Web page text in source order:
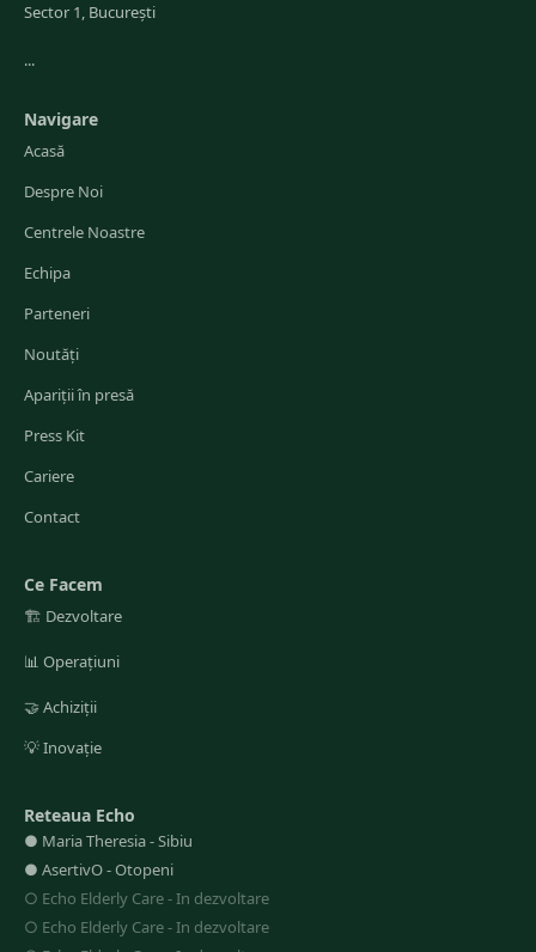
Sector 1, București
...
Navigare
Acasă
Despre Noi
Centrele Noastre
Echipa
Parteneri
Noutăți
Apariții în presă
Press Kit
Cariere
Contact
Ce Facem
🏗️ Dezvoltare
📊 Operațiuni
🤝 Achiziții
💡Inovație
Reteaua Echo
● Maria Theresia-Sibiu
● AsertivO-Otopeni
○ Echo Elderly Care-In dezvoltare
○ Echo Elderly Care-In dezvoltare